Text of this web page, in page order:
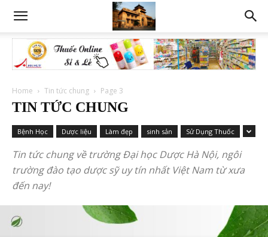
Home Tin tức chung Page 3
TIN TỨC CHUNG
Bệnh Học Dược liệu Làm đẹp sinh sản Sử Dụng Thuốc
Tin tức chung về trường Đại học Dược Hà Nội, ngôi
trường đào tạo dược sỹ uy tín nhất Việt Nam từ xưa
đến nay!